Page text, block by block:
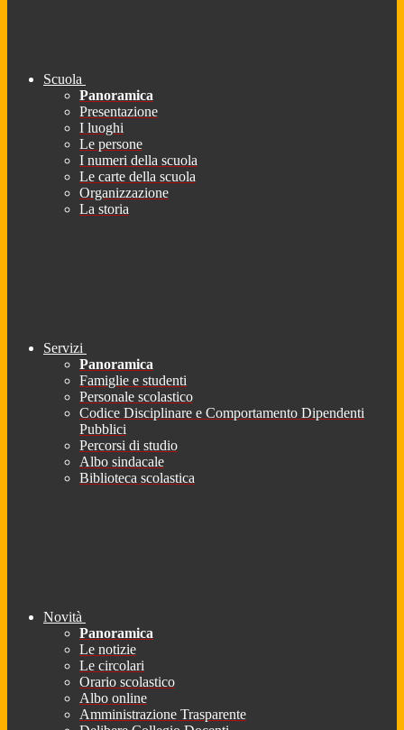
Scuola
Panoramica
Presentazione
I luoghi
Le persone
I numeri della scuola
Le carte della scuola
Organizzazione
La storia
Servizi
Panoramica
Famiglie e studenti
Personale scolastico
Codice Disciplinare e Comportamento Dipendenti
Pubblici
Percorsi di studio
Albo sindacale
Biblioteca scolastica
Novità
Panoramica
Le notizie
Le circolari
Orario scolastico
Albo online
Amministrazione Trasparente